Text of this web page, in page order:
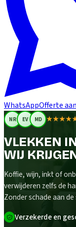
WhatsAppOfferte
NR EV MD
VLEKKEN
WIJ
Koffie, wijn, inkt of
verwijderen zelfs de
Zonder schade aan
Verzekerde en